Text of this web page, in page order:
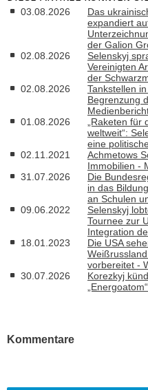
03.08.2026
Das
expandiert
der Galion
02.08.2026
Selenskyj
Vereinigten
der
02.08.2026
Tankstellen
Begrenzung
01.08.2026
„Raketen
weltweit“:
eine
02.11.2021
Achmetows
Immobilien -
31.07.2026
Die
in das
an Schulen
09.06.2022
Selenskyj
Tournee zur
Integration
18.01.2023
Die USA
vorbereitet -
30.07.2026
Korezkyj
Kommentare